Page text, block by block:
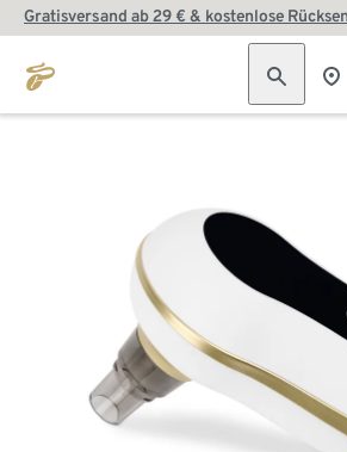
Gratisversand ab 29 € & kostenlose